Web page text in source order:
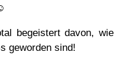
begeistert davon, wie
geworden sind!